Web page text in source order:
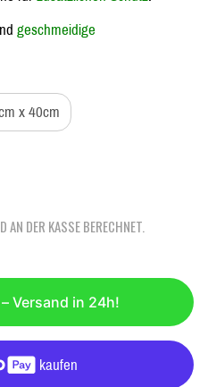
geschmeidige
x 40cm
AN DER KASSE BERECHNET.
Versand in 24h!